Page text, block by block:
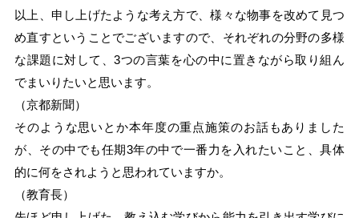
以上、申し上げたような考え方で、様々な物事を改めて見つ
め直すということでございますので、それぞれの分野の多様
な課題に対して、3つの言葉を心の中に置きながら取り組ん
でまいりたいと思います。
（京都新聞）
そのような思いとか本年度の重点施策のお話もありました
が、その中でも任期3年の中で一番力を入れたいこと、具体
的に何をされようと思われていますか。
（教育長）